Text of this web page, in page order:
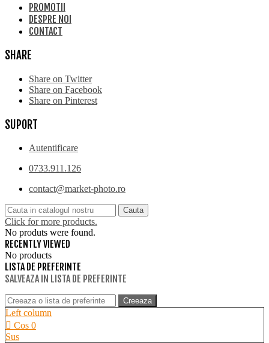
PROMOTII
DESPRE NOI
CONTACT
SHARE
Share on Twitter
Share on Facebook
Share on Pinterest
SUPORT
Autentificare
0733.911.126
contact@market-photo.ro
Cauta
Click for more products.
No produts were found.
RECENTLY VIEWED
No products
LISTA DE PREFERINTE
SALVEAZA IN LISTA DE PREFERINTE
Creeaza
Left column
Cos 0
Sus